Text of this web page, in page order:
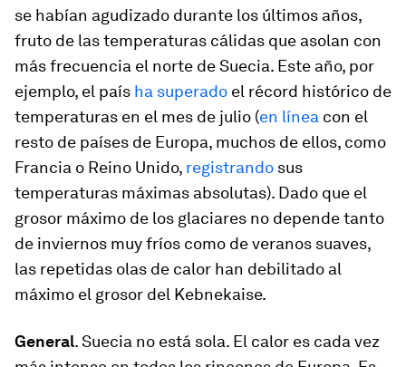
se habían agudizado durante los últimos años,
fruto de las temperaturas cálidas que asolan con
más frecuencia el norte de Suecia. Este año, por
ejemplo, el país ha superado el récord histórico de
temperaturas en el mes de julio (en línea con el
resto de países de Europa, muchos de ellos, como
Francia o Reino Unido, registrando sus
temperaturas máximas absolutas). Dado que el
grosor máximo de los glaciares no depende tanto
de inviernos muy fríos como de veranos suaves,
las repetidas olas de calor han debilitado al
máximo el grosor del Kebnekaise.
General. Suecia no está sola. El calor es cada vez